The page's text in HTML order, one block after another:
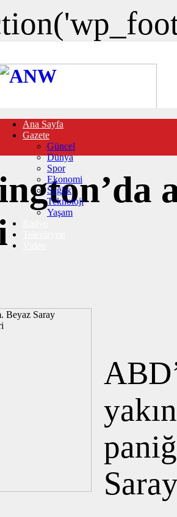
FOTO GALERİ
VIDEO GALERİ
TRAFİK DURUMU
NÖBETÇİ ECZANELER
CANLI SONUÇLAR
HABER GÖNDER
BURÇLAR
İLETİŞİM
Ana Sayfa
Gazete
Güncel
Dünya
Spor
Ekonomi
Sağlık
Teknoloji
Yaşam